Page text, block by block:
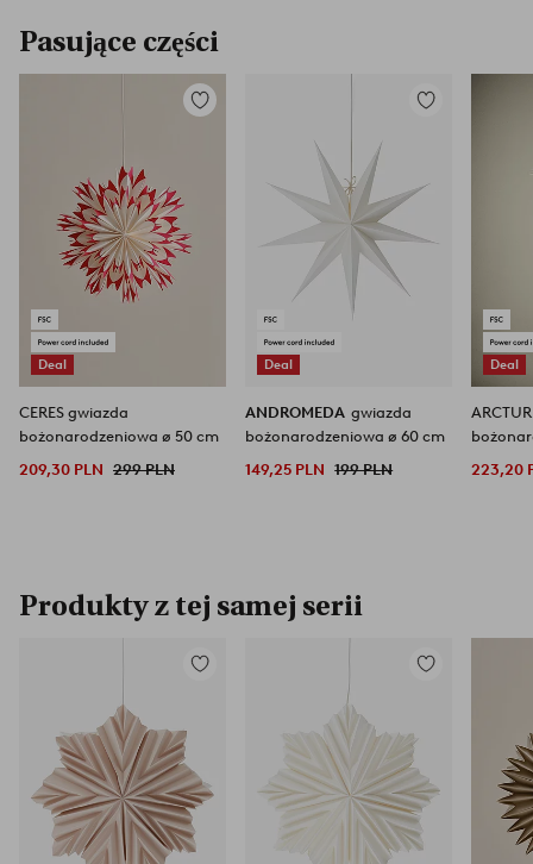
Pasujące części
Deal
Dodaj
CERES gwiazda
bożonarodzeniowa ø 50 cm
209,30 PLN 299 PLN
Deal
Dodaj
ANDROMEDA gwiazda
bożonarodzeniowa ø 60 cm
149,25 PLN
199 PLN
Deal
223,20
Produkty z tej samej serii
Dodaj
Dodaj